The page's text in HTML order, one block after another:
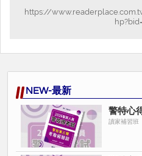
https://
NEW-最新
警特心
讀家補習班